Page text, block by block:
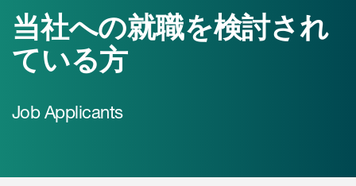
ソリューション
ICON biotech
活動
イト
当社への就職を検討され
ている方
Job Applicants